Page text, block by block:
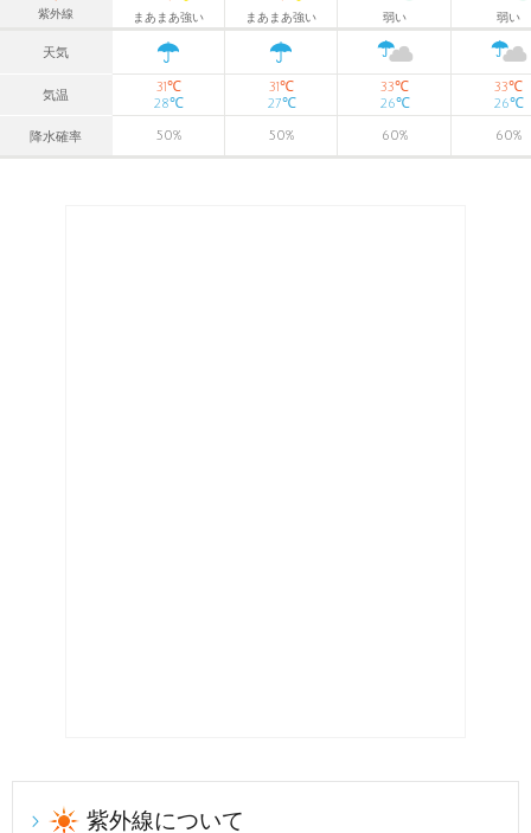
紫外線 まあまあ強い まあまあ強い 弱い 弱い
天気
気温
31℃
28℃
31℃
27℃
33℃
26℃
33℃
26℃
降水確率 50% 50% 60% 60%
紫外線について